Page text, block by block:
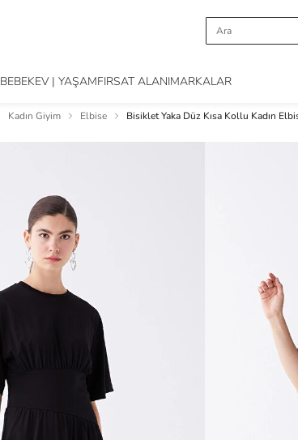
BEBEKEV | YAŞAMFIRSAT ALANIMARKALAR
Kadın Giyim Elbise Bisiklet Yaka Düz Kısa Kollu Kadın